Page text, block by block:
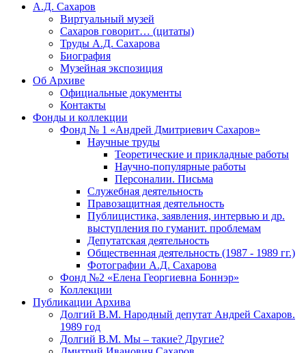
А.Д. Сахаров
Виртуальный музей
Сахаров говорит… (цитаты)
Труды А.Д. Сахарова
Биография
Музейная экспозиция
Об Архиве
Официальные документы
Контакты
Фонды и коллекции
Фонд № 1 «Андрей Дмитриевич Сахаров»
Научные труды
Теоретические и прикладные работы
Научно-популярные работы
Персоналии. Письма
Служебная деятельность
Правозащитная деятельность
Публицистика, заявления, интервью и др.
выступления по гуманит. проблемам
Депутатская деятельность
Общественная деятельность (1987 - 1989 гг.)
Фотографии А.Д. Сахарова
Фонд №2 «Елена Георгиевна Боннэр»
Коллекции
Публикации Архива
Долгий В.М. Народный депутат Андрей Сахаров.
1989 год
Долгий В.М. Мы – такие? Другие?